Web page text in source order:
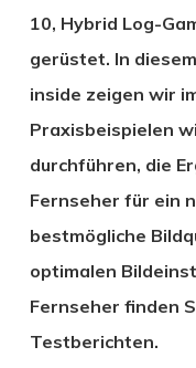
10, Hybrid Log-
gerüstet. In
inside zeigen wir
Praxisbeispielen
durchführen, die
Fernseher für ein
bestmögliche
optimalen
Fernseher finden
Testberichten.